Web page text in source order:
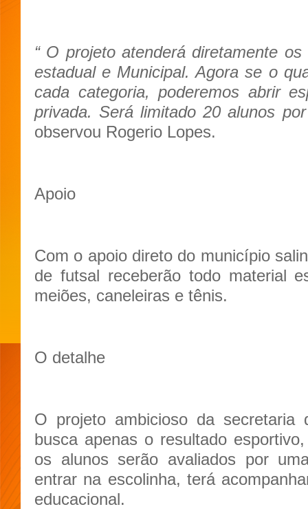
“ O projeto atenderá diretamente
estadual e Municipal. Agora se o
cada categoria, poderemos abrir
privada. Será limitado 20 alunos
observou Rogerio Lopes.
Apoio
Com o apoio direto do município
de futsal receberão todo material
meiões, caneleiras e tênis.
O detalhe
O projeto ambicioso da secretaria
busca apenas o resultado
os alunos serão avaliados por
entrar na escolinha, terá
educacional.